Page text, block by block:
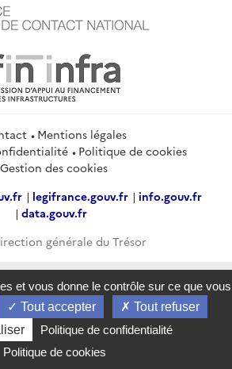
Mentions légales
Politique de cookies
Gestion des cookies
legifrance.gouv.fr
info.gouv.fr
data.gouv.fr
générale du Trésor
et vous donne le contrôle sur ce que vous
Tout accepter
Tout refuser
Politique de confidentialité
Politique de cookies